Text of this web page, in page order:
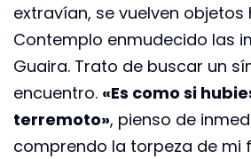
extravían, se vuelven objetos
Contemplo enmudecido las
Guaira. Trato de buscar un
encuentro. «Es como si
terremoto», pienso de
comprendo la torpeza de mi